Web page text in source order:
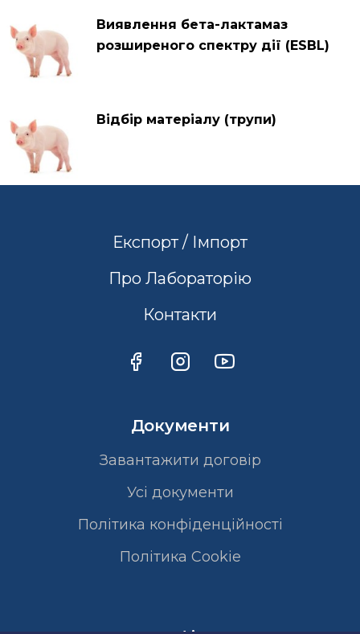
Виявлення бета-лактамаз
розширеного спектру дії (ESBL)
Відбір матеріалу (трупи)
Експорт / Імпорт
Про Лабораторію
Контакти
Документи
Завантажити договір
Усі документи
Політика конфіденційності
Полiтика Cookie